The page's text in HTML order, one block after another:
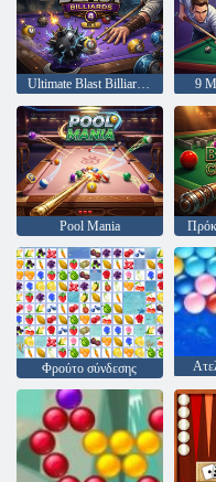
Ultimate Blast Billiards 4 9
Pool Mania
Φρούτο σύνδεσης